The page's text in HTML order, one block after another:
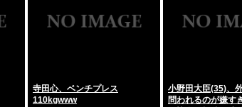
寺田心、ベンチプレス
110kgwww
小野田大臣(35)、
問われるのが嫌す